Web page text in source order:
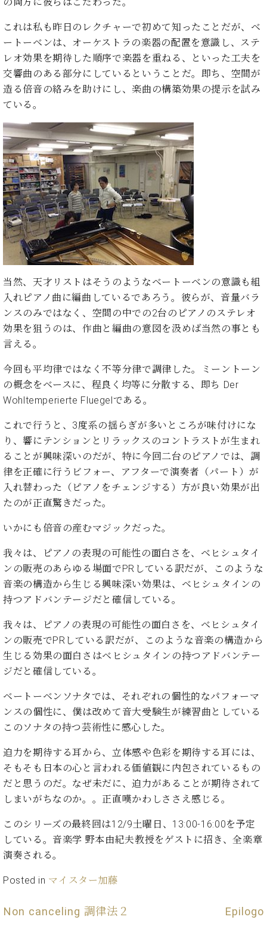
タ
イ
ン
ジ
デ
ン
C.
ベ
ヒ
シ
ュ
タ
イ
ン
コ
サ
ー
ト
ラ
ン
ピ
ア
ノ
C.
ベ
ヒ
シ
ュ
タ
イ
コ
サ
ー
ト
ア
ラ
イ
ピ
C.
ヒ
シ
ュ
タ
ン
レ
ジ
デ
ス
ッ
ノ
製
造
号
ュ
イ
ン
を
弾
く
に
ベ
ヒ
シ
ュ
タ
イ
ン・
シ
入
実
績
ー
ル・
ス
ジ
オ
納
入
実
績
楽
教
室
愛
用
者
の
声
ャ
ン
ペ
ン
コ
ン
サ
ー
ト
レ
ッ
ス
ン
ト
代
理
店
催
イ
ベ
ト
コ
ン
ク
ー
ル
楽
教
室
店
舗・
サ
ロ
ン・
調
律
に
学
ぶ
ま
で
大
迎。
ベヒ
シュ
タイ
ン・
シュ
ーレ
音楽
教室
ベ
ヒ
シ
イ
ン
・
セ
ト
ラ
ム
東
京
店
挨
展
示
情
ホー
ル・
スタ
ジオ
ホー
ル・
スタ
空き
状況
動
画
録
サ
ー
ス
教
会
社
案
内
お
問
せ
これは私も昨日のレクチャーで初めて知ったことだが、ベ
ートーベンは、オーケストラの楽器の配置を意識し、ステ
レオ効果を期待した順序で楽器を重ねる、といった工夫を
交響曲のある部分にしているということだ。即ち、空間が
造る倍音の絡みを助けにし、楽曲の構築効果の提示を試み
ている。
当然、天才リストはそうのようなベートーベンの意識も組
入れピアノ曲に編曲しているであろう。彼らが、音量バラ
ンスのみではなく、空間の中での2台のピアノのステレオ
効果を狙うのは、作曲と編曲の意図を汲めば当然の事とも
言える。
今回も平均律ではなく不等分律で調律した。ミーントーン
の概念をベースに、程良く均等に分散する、即ち Der
Wohltemperierte Fluegelである。
これで行うと、3度系の揺らぎが多いところが味付けにな
り、響にテンションとリラックスのコントラストが生まれ
ることが興味深いのだが、特に今回二台のピアノでは、調
律を正確に行うビフォー、アフターで演奏者（パート）が
入れ替わった（ピアノをチェンジする）方が良い効果が出
たのが正直驚きだった。
いかにも倍音の産むマジックだった。
我々は、ピアノの表現の可能性の面白さを、ベヒシュタイ
ンの販売のあらゆる場面でPRしている訳だが、このような
音楽の構造から生じる興味深い効果は、ベヒシュタインの
持つアドバンテージだと確信している。
我々は、ピアノの表現の可能性の面白さを、ベヒシュタイ
ンの販売でPRしている訳だが、このような音楽の構造から
生じる効果の面白さはベヒシュタインの持つアドバンテー
ジだと確信している。
ベートーベンソナタでは、それぞれの個性的なパフォーマ
ンスの個性に、僕は改めて音大受験生が練習曲としている
このソナタの持つ芸術性に感心した。
迫力を期待する耳から、立体感や色彩を期待する耳には、
そもそも日本の心と言われる価値観に内包されているもの
だと思うのだ。なぜ未だに、迫力があることが期待されて
しまいがちなのか。。正直嘆かわしささえ感じる。
このシリーズの最終回は12/9土曜日、13:00-16:00を予定
している。音楽学 野本由紀夫教授をゲストに招き、全楽章
演奏される。
Posted in マイスター加藤
Non canceling 調律法２ Epilogo